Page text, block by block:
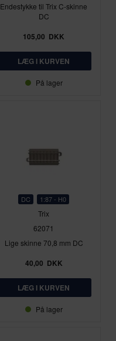
Endestykke til Trix C-skinne
DC
105,00 DKK
På lager
DC 1:87 - H0
Trix
62071
Lige skinne 70,8 mm DC
40,00 DKK
På lager